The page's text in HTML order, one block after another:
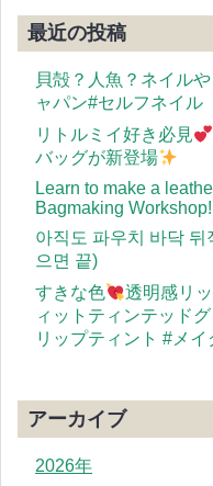
最近の投稿
貝殻？人魚？ネイル
ャパン#セルフネイル
リトルミイ好き必見
バッグが新登場
Learn to make a
Bagmaking Workshop!
아직도 파우치 바닥
으면 끝)
すきな色
透明感リ
ィットティンテッド
リップティント #メ
アーカイブ
2026年